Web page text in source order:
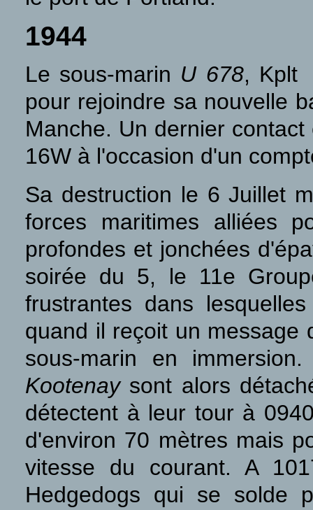
1944
Le sous-marin U 678, Kplt
pour rejoindre sa nouvelle
Manche. Un dernier
16W à l'occasion d'un
Sa destruction le 6 Juillet
forces maritimes alliées
profondes et jonchées
soirée du 5, le 11e
frustrantes dans
quand il reçoit un
sous-marin en
Kootenaysont alors
détectent à leur tour à
d'environ 70 mètres mais
vitesse du courant. A
Hedgedogs qui se solde